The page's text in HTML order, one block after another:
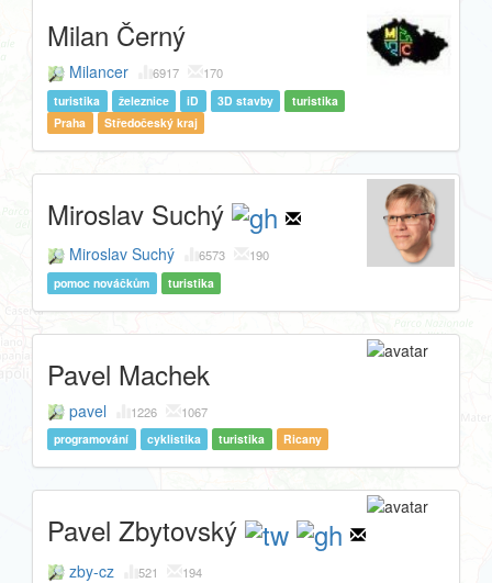
Milan Černý
Milancer 6917 170
turistika železnice iD 3D stavby
turistika
Praha
Středočeský kraj
Miroslav Suchý
Miroslav Suchý 6573 190
pomoc nováčkům turistika
Pavel Machek
pavel 1226 1067
programování cyklistika turistika Ricany
Pavel Zbytovský
zby-cz 521 194